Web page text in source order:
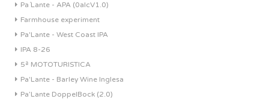
Pa´Lante - APA (0alcV1.0)
Farmhouse experiment
Pa'Lante - West Coast IPA
IPA 8-26
5ª MOTOTURISTICA
Pa'Lante - Barley Wine Inglesa
Pa’Lante DoppelBock (2.0)